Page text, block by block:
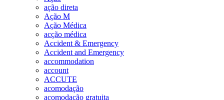
ação direta
Ação M
Ação Médica
acção médica
Accident & Emergency
Accident and Emergency
accommodation
account
ACCUTE
acomodação
acomodação gratuita